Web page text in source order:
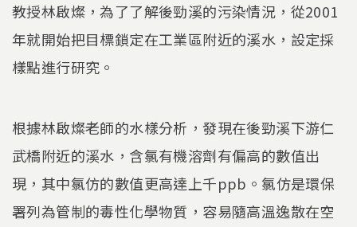
教授林啟燦，為了了解後勁溪的污染情況，從2001
年就開始把目標鎖定在工業區附近的溪水，設定採
樣點進行研究。
根據林啟燦老師的水樣分析，發現在後勁溪下游仁
武橋附近的溪水，含氯有機溶劑有偏高的數值出
現，其中氯仿的數值更高達上千ppb。氯仿是環保
署列為管制的毒性化學物質，容易隨高溫逸散在空